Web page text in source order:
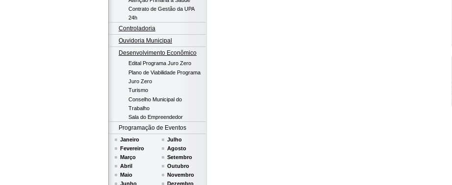
Contrato de Gestão da UPA
24h
Controladoria
Ouvidoria Municipal
Desenvolvimento Econômico
Edital Programa Juro Zero
Plano de Viabilidade Programa
Juro Zero
Turismo
Conselho Municipal do
Trabalho
Sala do Empreendedor
Programação de Eventos
Janeiro
Fevereiro
Março
Abril
Maio
Junho
Julho
Agosto
Setembro
Outubro
Novembro
Dezembro